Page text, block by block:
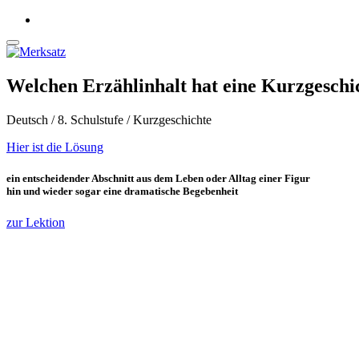
Welchen Erzählinhalt hat eine
Deutsch / 8. Schulstufe / Kurzgeschichte
Hier ist die Lösung
ein entscheidender Abschnitt aus dem Leben oder Alltag einer Figur
hin und wieder sogar eine dramatische Begebenheit
zur Lektion